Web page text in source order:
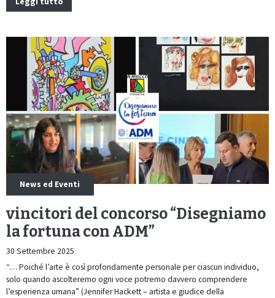
News ed Eventi
vincitori del concorso “Disegniamo
la fortuna con ADM”
30 Settembre 2025
“… Poiché l’arte è così profondamente personale per ciascun individuo,
solo quando ascolteremo ogni voce potremo davvero comprendere
l’esperienza umana” (Jennifer Hackett – artista e giudice della